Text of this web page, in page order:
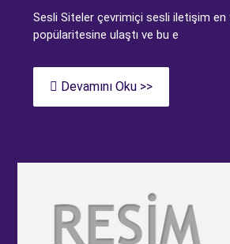
Sesli Siteler çevrimiçi sesli iletişim en
popülaritesine ulaştı ve bu e
Devamını Oku >>